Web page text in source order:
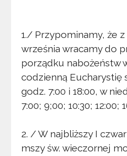
1./ Przypominamy, że
września wracamy do
porządku nabożeństw
codzienną Eucharystię
godz. 7:00 i 18:00, w
7:00; 9;00; 10:30; 12:00;
2. / W najbliższy I
mszy św. wieczornej